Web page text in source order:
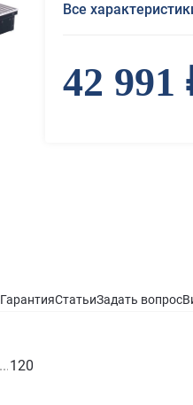
Все
42 991
ГарантияСтатьиЗадать вопрос
120